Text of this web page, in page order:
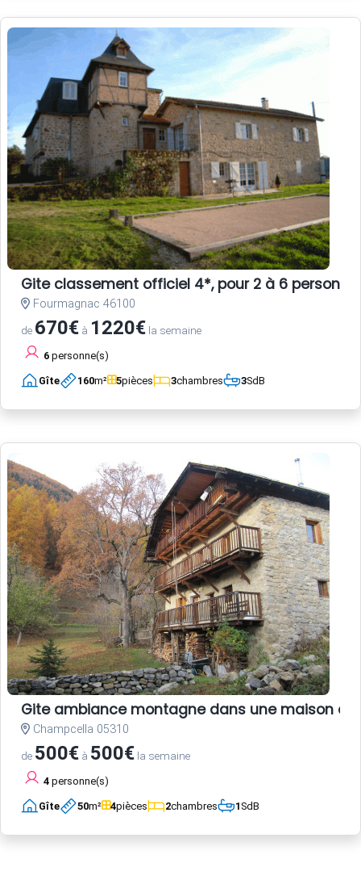
Gite classement officiel 4*, pour 2 à 6
Fourmagnac 46100
de 670€ à 1220€ la semaine
6 personne(s)
Gîte 160m² 5pièces 3chambres 3SdB
Gite ambiance montagne dans une maison
Champcella 05310
de 500€ à 500€ la semaine
4 personne(s)
Gîte 50m² 4pièces 2chambres 1SdB